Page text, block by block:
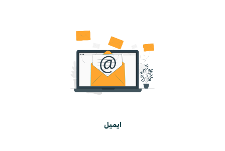
ایمیل